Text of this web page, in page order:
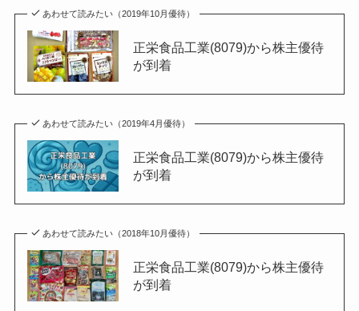
あわせて読みたい（2019年10月優待）
正栄食品工業(8079)から株主優待
が到着
あわせて読みたい（2019年4月優待）
正栄食品工業(8079)から株主優待
が到着
あわせて読みたい（2018年10月優待）
正栄食品工業(8079)から株主優待
が到着